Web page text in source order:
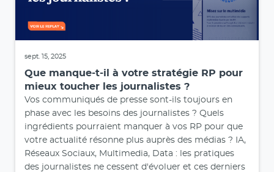
sept. 15, 2025
Que manque-t-il à votre stratégie RP pour
mieux toucher les journalistes ?
Vos communiqués de presse sont-ils toujours en
phase avec les besoins des journalistes ? Quels
ingrédients pourraient manquer à vos RP pour que
votre actualité résonne plus auprès des médias ? IA,
Réseaux Sociaux, Multimedia, Data : les pratiques
des journalistes ne cessent d'évoluer et ces derniers